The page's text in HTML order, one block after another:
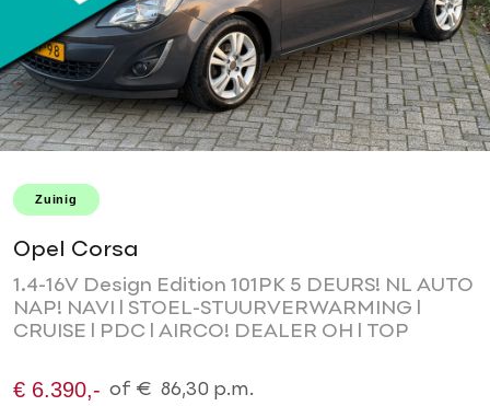
Zuinig
Opel Corsa
1.4-16V Design Edition 101PK 5 DEURS! NL AUTO
NAP! NAVI l STOEL-STUURVERWARMING l
CRUISE l PDC l AIRCO! DEALER OH l TOP
€ 6.390,- of € 86,30 p.m.